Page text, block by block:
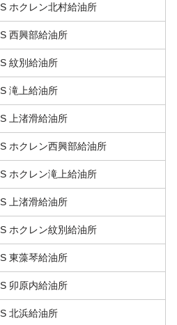
ホクレン北村給油所
西興部給油所
紋別給油所
滝上給油所
上渚滑給油所
ホクレン西興部給油所
ホクレン滝上給油所
上渚滑給油所
ホクレン紋別給油所
東藻琴給油所
卯原内給油所
北浜給油所